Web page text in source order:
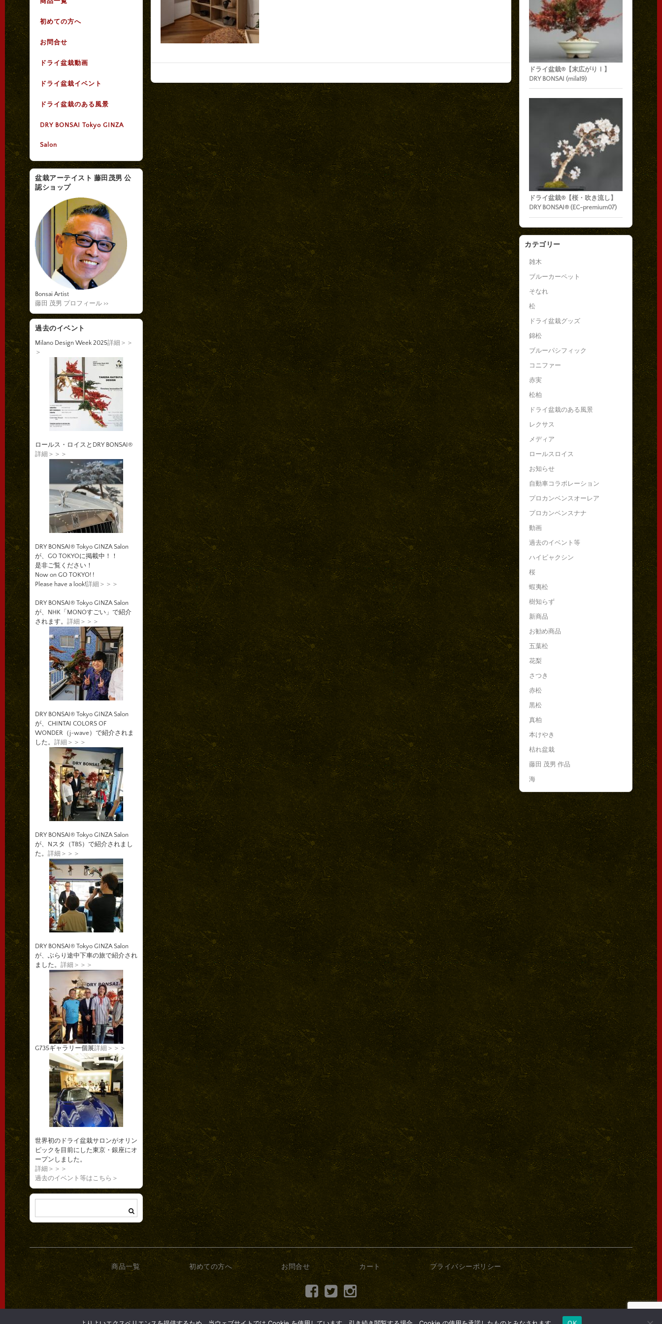
初めての方へ
お問合せ
ドライ盆栽動画
ドライ盆栽イベント
ドライ盆栽のある風景
DRY BONSAI Tokyo GINZA
Salon
ドライ盆栽®【末広がりⅠ】
DRY BONSAI (mila19)
ドライ盆栽®【桜・吹き流し】
DRY BONSAI® (EC-premium07)
カテゴリー
雑木
ブルーカーペット
そなれ
松
ドライ盆栽グッズ
錦松
ブルーパシフィック
コニファー
赤実
松柏
ドライ盆栽のある風景
レクサス
メディア
ロールスロイス
お知らせ
自動車コラボレーション
プロカンベンスオーレア
プロカンベンスナナ
動画
過去のイベント等
ハイビャクシン
桜
蝦夷松
樹知らず
新商品
お勧め商品
五葉松
花梨
さつき
赤松
黒松
真柏
本けやき
枯れ盆栽
藤田 茂男 作品
海
盆栽アーテイスト 藤田茂男 公
認ショップ
Bonsai Artist
藤田 茂男 プロフィール >>
過去のイベント
Milano Design Week 2025詳細＞＞
＞
ロールス・ロイスとDRY BONSAI®
詳細＞＞＞
DRY BONSAI® Tokyo GINZA Salon
が、GO TOKYOに掲載中！！
是非ご覧ください！
Now on GO TOKYO! !
Please have a look!詳細＞＞＞
DRY BONSAI® Tokyo GINZA Salon
が、NHK「MONOすごい」で紹介
されます。 詳細＞＞＞
DRY BONSAI® Tokyo GINZA Salon
が、CHINTAI COLORS OF
WONDER（j-wave）で紹介されま
した。 詳細＞＞＞
DRY BONSAI® Tokyo GINZA Salon
が、Nスタ（TBS）で紹介されまし
た。 詳細＞＞＞
DRY BONSAI® Tokyo GINZA Salon
が、ぶらり途中下車の旅で紹介され
ました。 詳細＞＞＞
G735ギャラリー個展詳細＞＞＞
世界初のドライ盆栽サロンがオリン
ピックを目前にした東京・銀座にオ
ープンしました。
詳細＞＞＞
過去のイベント等はこちら＞
商品一覧 初めての方へ お問合せ カート プライバシーポリシー